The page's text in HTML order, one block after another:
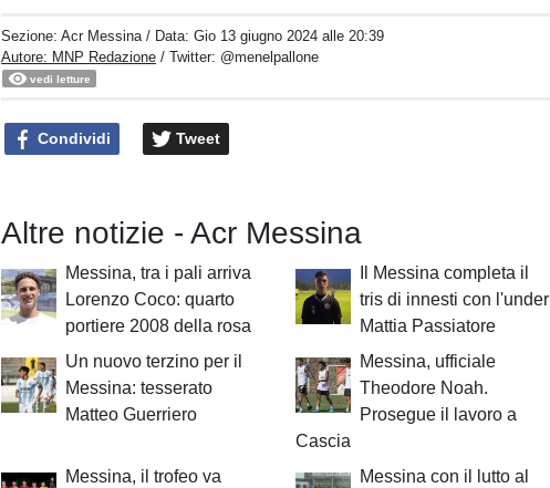
Sezione:Acr Messina / Data:Gio 13 giugno 2024 alle 20:39
Autore: MNP Redazione / Twitter: @menelpallone
vedi letture
Condividi Tweet
Altre notizie - Acr Messina
Messina, tra i pali arriva
Lorenzo Coco: quarto
portiere 2008 della rosa
Il Messina completa il
tris di innesti con l'under
Mattia Passiatore
Un nuovo terzino per il
Messina: tesserato
Matteo Guerriero
Messina, ufficiale
Theodore Noah.
Prosegue il lavoro a
Cascia
Messina, il trofeo va
Messina con il lutto al